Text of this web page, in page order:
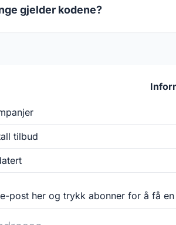
gjelder kodene?
tilbud
post her og trykk abonner for å få